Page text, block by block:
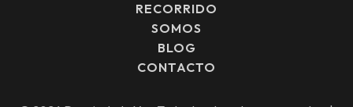
RECORRIDO
SOMOS
BLOG
CONTACTO